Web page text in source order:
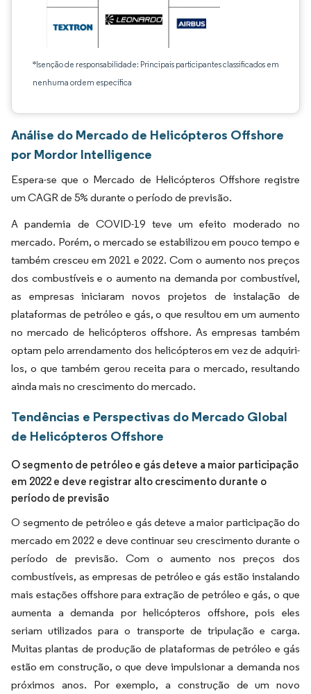
*Isenção de responsabilidade: Principais participantes classificados em
nenhuma ordem específica
Análise do Mercado de Helicópteros Offshore
por Mordor Intelligence
Espera-se que o Mercado de Helicópteros Offshore registre
um CAGR de 5% durante o período de previsão.
A pandemia de COVID-19 teve um efeito moderado no
mercado. Porém, o mercado se estabilizou em pouco tempo e
também cresceu em 2021 e 2022. Com o aumento nos preços
dos combustíveis e o aumento na demanda por combustível,
as empresas iniciaram novos projetos de instalação de
plataformas de petróleo e gás, o que resultou em um aumento
no mercado de helicópteros offshore. As empresas também
optam pelo arrendamento dos helicópteros em vez de adquiri-
los, o que também gerou receita para o mercado, resultando
ainda mais no crescimento do mercado.
Tendências e Perspectivas do Mercado Global
de Helicópteros Offshore
O segmento de petróleo e gás deteve a maior participação
em 2022 e deve registrar alto crescimento durante o
período de previsão
O segmento de petróleo e gás deteve a maior participação do
mercado em 2022 e deve continuar seu crescimento durante o
período de previsão. Com o aumento nos preços dos
combustíveis, as empresas de petróleo e gás estão instalando
mais estações offshore para extração de petróleo e gás, o que
aumenta a demanda por helicópteros offshore, pois eles
seriam utilizados para o transporte de tripulação e carga.
Muitas plantas de produção de plataformas de petróleo e gás
estão em construção, o que deve impulsionar a demanda nos
próximos anos. Por exemplo, a construção de um novo